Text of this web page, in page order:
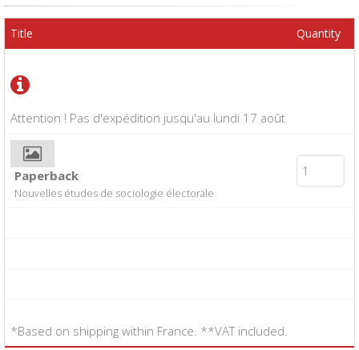
Attention ! Pas d'expédition jusqu'au lundi 17 août
Title Quantity
Paperback
Nouvelles études de sociologie électorale
*Based on shipping within France. **VAT included.